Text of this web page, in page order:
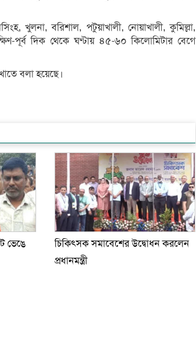
খুলনা, বরিশাল, পটুয়াখালী, নোয়াখালী, কুমিল্লা,
পূর্ব দিক থেকে ঘণ্টায় ৪৫-৬০ কিলোমিটার বেগে
বলা হয়েছে।
ভেঙে
চিকিৎসক সমাবেশের উদ্বোধন করলেন
প্রধানমন্ত্রী